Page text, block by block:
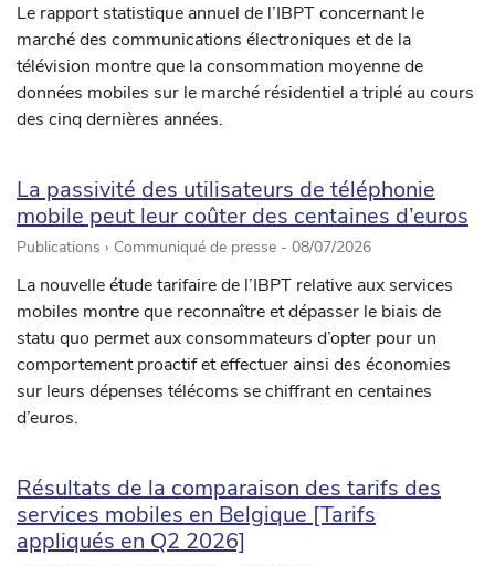
Le rapport statistique annuel de l’IBPT concernant le
marché des communications électroniques et de la
télévision montre que la consommation moyenne de
données mobiles sur le marché résidentiel a triplé au cours
des cinq dernières années.
La passivité des utilisateurs de téléphonie
mobile peut leur coûter des centaines d’euros
Publications › Communiqué de presse - 08/07/2026
La nouvelle étude tarifaire de l’IBPT relative aux services
mobiles montre que reconnaître et dépasser le biais de
statu quo permet aux consommateurs d’opter pour un
comportement proactif et effectuer ainsi des économies
sur leurs dépenses télécoms se chiffrant en centaines
d’euros.
Résultats de la comparaison des tarifs des
services mobiles en Belgique [Tarifs
appliqués en Q2 2026]